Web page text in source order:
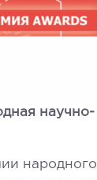
научно-
народного